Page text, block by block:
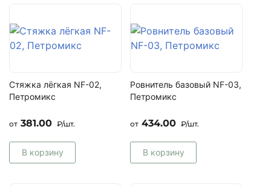
Стяжка лёгкая NF-02,
Петромикс
от 381.00 ₽/шт.
В корзину
Ровнитель базовый NF-03,
Петромикс
от 434.00 ₽/шт.
В корзину